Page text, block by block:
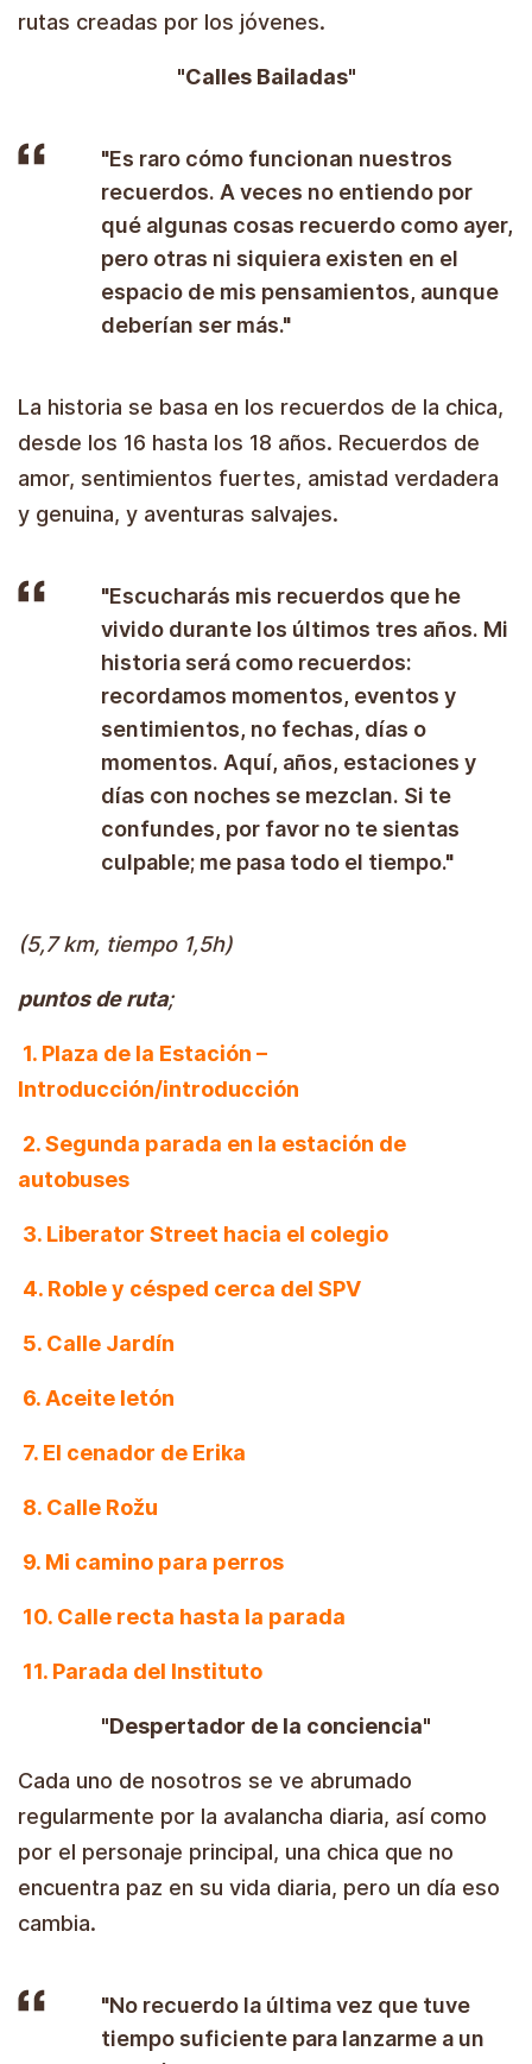
rutas creadas por los jóvenes.
"Calles Bailadas"
"Es raro cómo funcionan nuestros
recuerdos. A veces no entiendo por
qué algunas cosas recuerdo como ayer,
pero otras ni siquiera existen en el
espacio de mis pensamientos, aunque
deberían ser más."
La historia se basa en los recuerdos de la chica,
desde los 16 hasta los 18 años. Recuerdos de
amor, sentimientos fuertes, amistad verdadera
y genuina, y aventuras salvajes.
"Escucharás mis recuerdos que he
vivido durante los últimos tres años. Mi
historia será como recuerdos:
recordamos momentos, eventos y
sentimientos, no fechas, días o
momentos. Aquí, años, estaciones y
días con noches se mezclan. Si te
confundes, por favor no te sientas
culpable; me pasa todo el tiempo."
(5,7 km, tiempo 1,5h)
puntos de ruta;
1. Plaza de la Estación –
Introducción/introducción
2. Segunda parada en la estación de
autobuses
3. Liberator Street hacia el colegio
4. Roble y césped cerca del SPV
5. Calle Jardín
6. Aceite letón
7. El cenador de Erika
8. Calle Rožu
9. Mi camino para perros
10. Calle recta hasta la parada
11. Parada del Instituto
"Despertador de la conciencia"
Cada uno de nosotros se ve abrumado
regularmente por la avalancha diaria, así como
por el personaje principal, una chica que no
encuentra paz en su vida diaria, pero un día eso
cambia.
"No recuerdo la última vez que tuve
tiempo suficiente para lanzarme a un